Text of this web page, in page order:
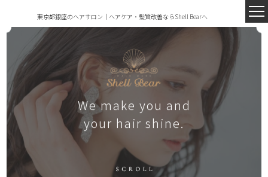
東京都銀座のヘアサロン｜ヘアケア・髪質改善ならShell Bearへ
We make you and
your hair shine.